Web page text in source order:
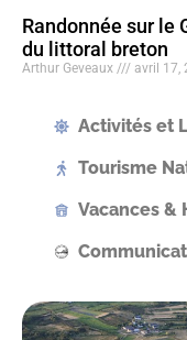
Randonnée sur le
du littoral breton
Arthur Geveaux avril 17,
Activités et
Tourisme
Vacances &